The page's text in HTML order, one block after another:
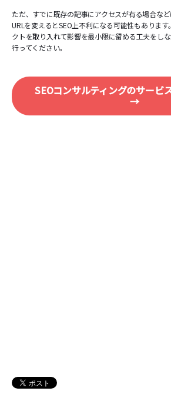
ただ、すでに既存の記事にアクセスが有る場合な
URLを変えるとSEO上不利になる可能性もありま
クトを取り入れて影響を最小限に留める工夫をし
行ってください。
SEOコンサルティングのサービ
→